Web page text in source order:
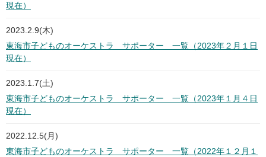
現在）
2023.2.9(木)
東海市子どものオーケストラ サポーター 一覧（2023年２月１日
現在）
2023.1.7(土)
東海市子どものオーケストラ サポーター 一覧（2023年１月４日
現在）
2022.12.5(月)
東海市子どものオーケストラ サポーター 一覧（2022年１２月１